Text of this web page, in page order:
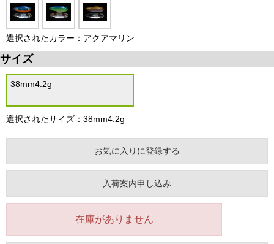
選択されたカラー：アクアマリン
サイズ
38mm4.2g
選択されたサイズ：38mm4.2g
お気に入りに登録する
入荷案内申し込み
在庫がありません